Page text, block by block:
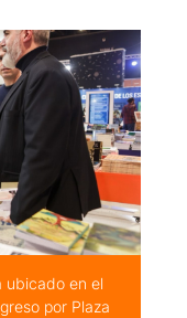
ubicado en el
por Plaza